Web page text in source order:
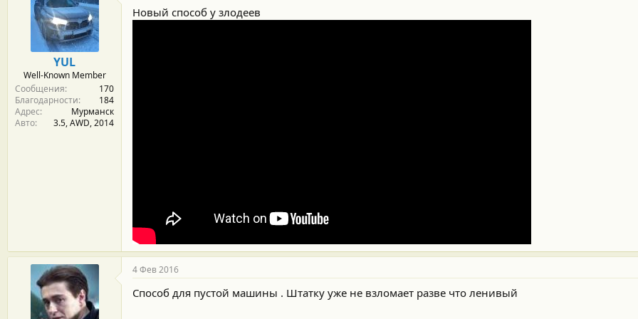
YUL
Well-Known Member
Сообщения
170
Благодарности
184
Адрес
Мурманск
Авто
3.5, АWD, 2014
Новый способ у злодеев
4 Фев 2016
Способ для пустой машины . Штатку уже не взломает разве что ленивый